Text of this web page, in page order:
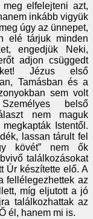
elfelejteni azt,
inkább vigyük
úgy az ünnepet,
elé tárjuk minden
engedjük Neki,
adjon csüggedt
Jézus első
Tamásban és a
sem volt
belső
nem maguk
Istentől.
lassan tárult fel
kövét” nem ők
találkozásokat
Úr készítette elő. A
fellélegezhettek az
míg eljutott a jó
találkozhattak az
él, hanem mi is.